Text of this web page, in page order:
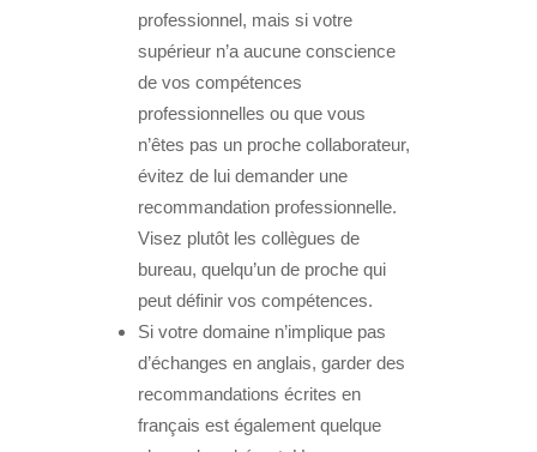
professionnel, mais si votre
supérieur n’a aucune conscience
de vos compétences
professionnelles ou que vous
n’êtes pas un proche collaborateur,
évitez de lui demander une
recommandation professionnelle.
Visez plutôt les collègues de
bureau, quelqu’un de proche qui
peut définir vos compétences.
Si votre domaine n’implique pas
d’échanges en anglais, garder des
recommandations écrites en
français est également quelque